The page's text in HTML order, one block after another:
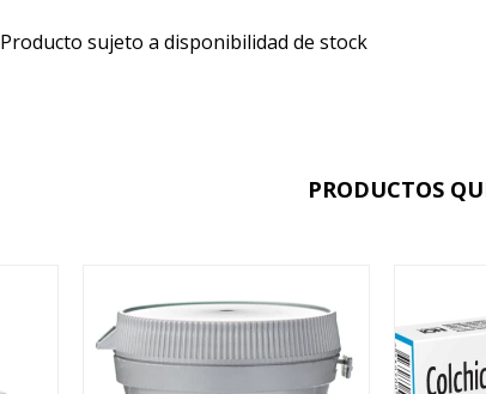
Producto sujeto a disponibilidad de stock
PRODUCTOS